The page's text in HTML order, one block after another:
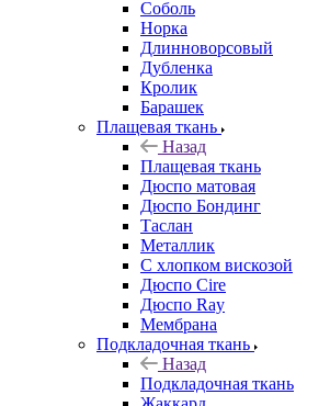
Соболь
Норка
Длинноворсовый
Дубленка
Кролик
Барашек
Плащевая ткань
Назад
Плащевая ткань
Дюспо матовая
Дюспо Бондинг
Таслан
Металлик
С хлопком вискозой
Дюспо Cire
Дюспо Ray
Мембрана
Подкладочная ткань
Назад
Подкладочная ткань